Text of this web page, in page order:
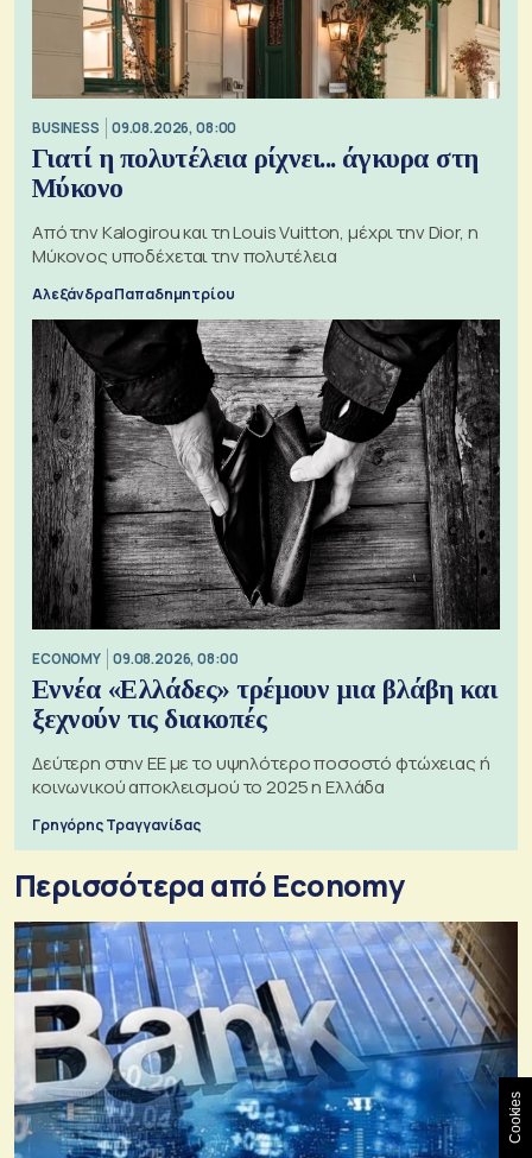
BUSINESS 09.08.2026, 08:00
Γιατί η πολυτέλεια ρίχνει... άγκυρα στη
Μύκονο
Από την Kalogirou και τη Louis Vuitton, μέχρι την Dior, η
Μύκονος υποδέχεται την πολυτέλεια
Αλεξάνδρα Παπαδημητρίου
ECONOMY 09.08.2026, 08:00
Εννέα «Ελλάδες» τρέμουν μια βλάβη και
ξεχνούν τις διακοπές
Δεύτερη στην ΕΕ με το υψηλότερο ποσοστό φτώχειας ή
κοινωνικού αποκλεισμού το 2025 η Ελλάδα
Γρηγόρης Τραγγανίδας
Περισσότερα από Economy
Cookies